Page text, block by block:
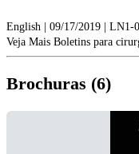
English | 09/17/2019 | LN1-
Veja Mais Boletins para
Brochuras (6)